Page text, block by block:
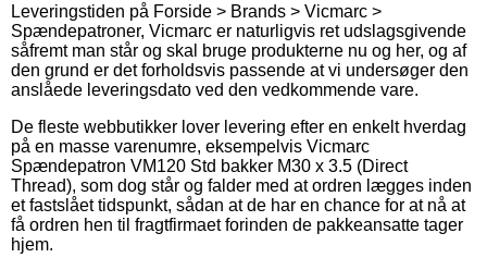
Leveringstiden på Forside > Brands > Vicmarc >
Spændepatroner, Vicmarc er naturligvis ret udslagsgivende
såfremt man står og skal bruge produkterne nu og her, og af
den grund er det forholdsvis passende at vi undersøger den
anslåede leveringsdato ved den vedkommende vare.
De fleste webbutikker lover levering efter en enkelt hverdag
på en masse varenumre, eksempelvis Vicmarc
Spændepatron VM120 Std bakker M30 x 3.5 (Direct
Thread), som dog står og falder med at ordren lægges inden
et fastslået tidspunkt, sådan at de har en chance for at nå at
få ordren hen til fragtfirmaet forinden de pakkeansatte tager
hjem.